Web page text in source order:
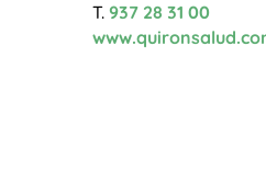
T. 937 28 31 00